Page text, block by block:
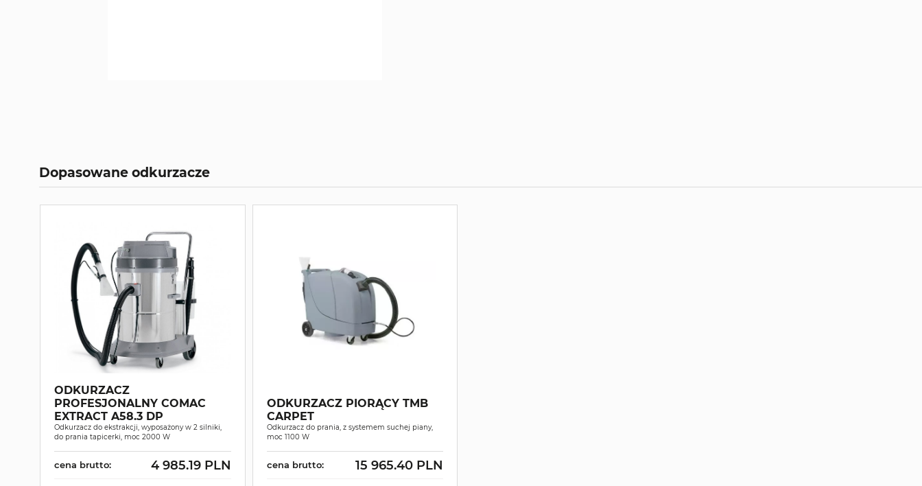
Dopasowane odkurzacze
ODKURZACZ
PROFESJONALNY COMAC
EXTRACT A58.3 DP
Odkurzacz do ekstrakcji, wyposażony w 2 silniki,
do prania tapicerki, moc 2000 W
cena brutto: 4 985.19 PLN
ODKURZACZ PIORĄCY TMB
CARPET
Odkurzacz do prania, z systemem suchej piany,
moc 1100 W
cena brutto: 15 965.40 PLN